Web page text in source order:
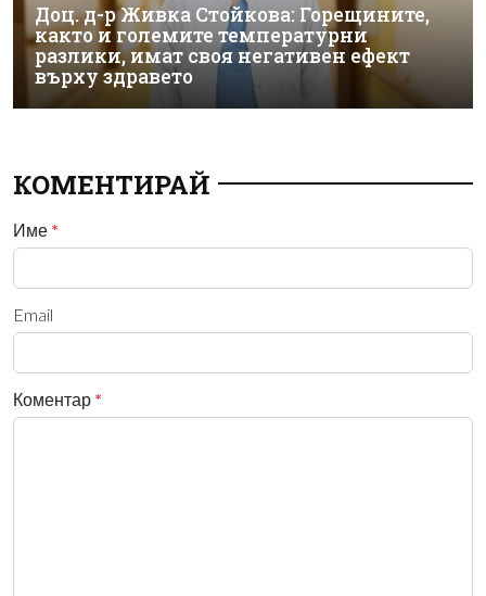
Доц. д-р Живка Стойкова: Горещините,
както и големите температурни
разлики, имат своя негативен ефект
върху здравето
КОМЕНТИРАЙ
Име *
Email
Коментар *